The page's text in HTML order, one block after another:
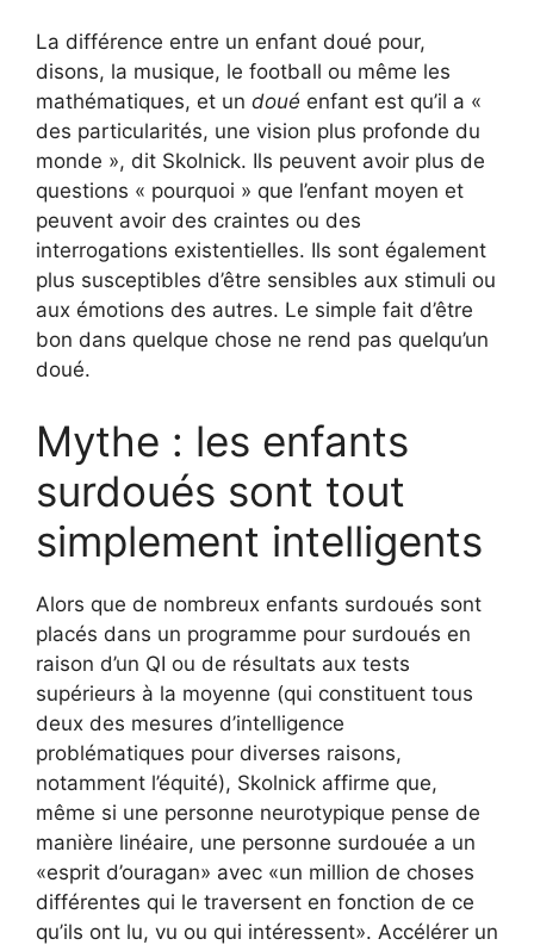
La différence entre un enfant doué pour,
disons, la musique, le football ou même les
mathématiques, et un doué enfant est qu’il a «
des particularités, une vision plus profonde du
monde », dit Skolnick. Ils peuvent avoir plus de
questions « pourquoi » que l’enfant moyen et
peuvent avoir des craintes ou des
interrogations existentielles. Ils sont également
plus susceptibles d’être sensibles aux stimuli ou
aux émotions des autres. Le simple fait d’être
bon dans quelque chose ne rend pas quelqu’un
doué.
Mythe : les enfants
surdoués sont tout
simplement intelligents
Alors que de nombreux enfants surdoués sont
placés dans un programme pour surdoués en
raison d’un QI ou de résultats aux tests
supérieurs à la moyenne (qui constituent tous
deux des mesures d’intelligence
problématiques pour diverses raisons,
notamment l’équité), Skolnick affirme que,
même si une personne neurotypique pense de
manière linéaire, une personne surdouée a un
«esprit d’ouragan» avec «un million de choses
différentes qui le traversent en fonction de ce
qu’ils ont lu, vu ou qui intéressent». Accélérer un